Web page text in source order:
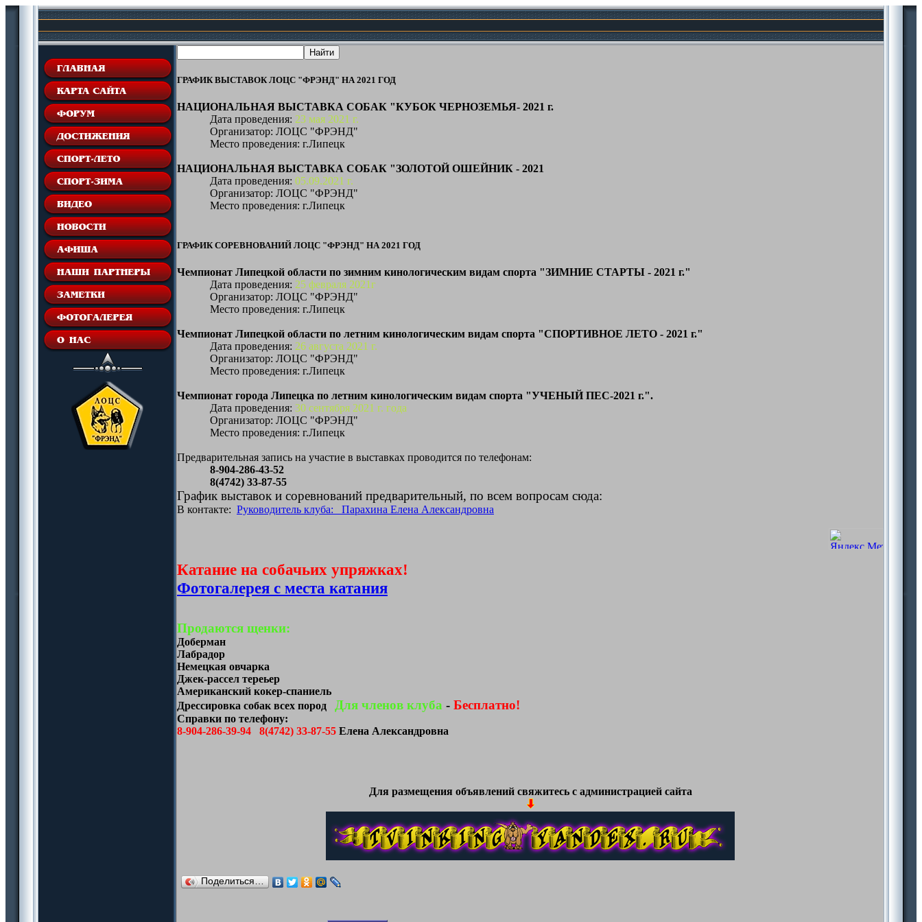
ГРАФИК ВЫСТАВОК ЛОЦС "ФРЭНД" НА 2021 ГОД
НАЦИОНАЛЬНАЯ ВЫСТАВКА СОБАК "КУБОК ЧЕРНОЗЕМЬЯ- 2021 г.
Дата проведения: 23 мая 2021 г.
Организатор: ЛОЦС "ФРЭНД"
Место проведения: г.Липецк
НАЦИОНАЛЬНАЯ ВЫСТАВКА СОБАК "ЗОЛОТОЙ ОШЕЙНИК - 2021
Дата проведения: 05.09.2021 г.
Организатор: ЛОЦС "ФРЭНД"
Место проведения: г.Липецк
ГРАФИК СОРЕВНОВАНИЙ ЛОЦС "ФРЭНД" НА 2021 ГОД
Чемпионат Липецкой области по зимним кинологическим видам спорта "ЗИМНИЕ СТАРТЫ - 2021 г."
Дата проведения: 25 февраля 2021г
Организатор: ЛОЦС "ФРЭНД"
Место проведения: г.Липецк
Чемпионат Липецкой области по летним кинологическим видам спорта "СПОРТИВНОЕ ЛЕТО - 2021 г."
Дата проведения: 26 августа 2021 г.
Организатор: ЛОЦС "ФРЭНД"
Место проведения: г.Липецк
Чемпионат города Липецка по летним кинологическим видам спорта "УЧЕНЫЙ ПЕС-2021 г.".
Дата проведения: 30 сентября 2021 г. года
Организатор: ЛОЦС "ФРЭНД"
Место проведения: г.Липецк
Предварительная запись на участие в выставках проводится по телефонам:
8-904-286-43-52
8(4742) 33-87-55
График выставок и соревнований предварительный, по всем вопросам сюда:
В контакте: Руководитель клуба: Парахина Елена Александровна
Катание на собачьих упряжках!
Фотогалерея с места катания
Продаются щенки:
Доберман
Лабрадор
Немецкая овчарка
Джек-рассел тереьер
Американский кокер-спаниель
Дрессировка собак всех пород
Для членов клуба - Бесплатно!
Справки по телефону:
8-904-286-39-94 8(4742) 33-87-55 Елена Александровна
Для размещения объявлений свяжитесь с администрацией сайта
Поделиться…